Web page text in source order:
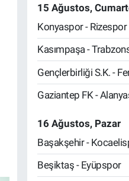
15 Ağustos,
Konyaspor - Rizespor
Kasımpaşa -
Gençlerbirliği S.K. -
Gaziantep FK -
16 Ağustos, Pazar
Başakşehir -
Beşiktaş - Eyüpspor